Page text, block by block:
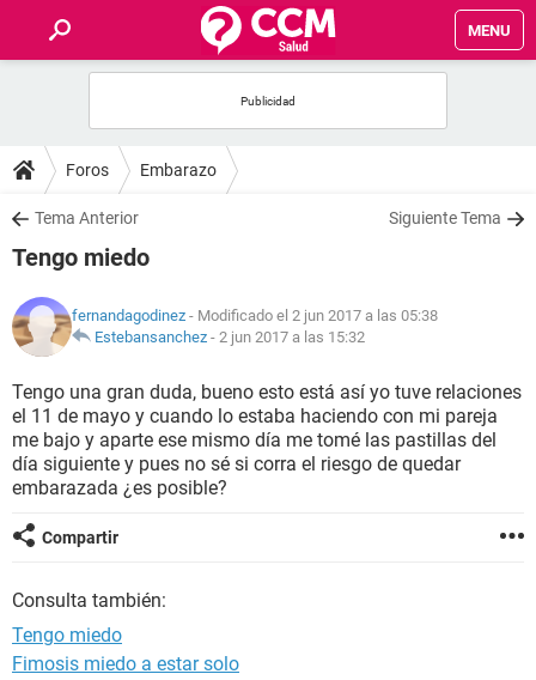
MENU
FOROS
SALUD
FAMILIA
NUTRICIÓN
BIENESTAR
SEXUALIDAD
GLOSARIO
Foros Embarazo
Tema Anterior Siguiente Tema
Tengo miedo
fernandagodinez - Modificado el 2 jun 2017 a las 05:38
Estebansanchez - 2 jun 2017 a las 15:32
Tengo una gran duda, bueno esto está así yo tuve relaciones
el 11 de mayo y cuando lo estaba haciendo con mi pareja
me bajo y aparte ese mismo día me tomé las pastillas del
día siguiente y pues no sé si corra el riesgo de quedar
embarazada ¿es posible?
Compartir
Consulta también:
Tengo miedo
Fimosis miedo a estar solo